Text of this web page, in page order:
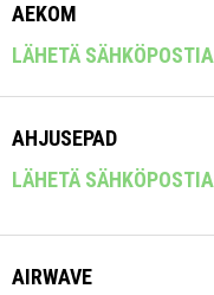
AEKOM
LÄHETÄ SÄHKÖPOSTIA
AHJUSEPAD
LÄHETÄ SÄHKÖPOSTIA
AIRWAVE